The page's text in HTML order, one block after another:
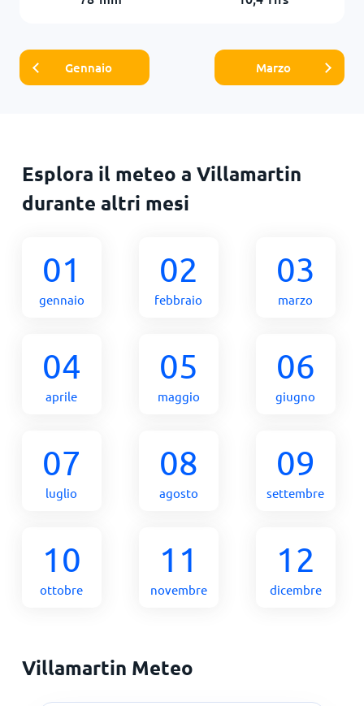
Gennaio Marzo
Esplora il meteo a Villamartin
durante altri mesi
01
gennaio
02
febbraio
03
marzo
04
aprile
05
maggio
06
giugno
07
luglio
08
agosto
09
settembre
10
ottobre
11
novembre
12
dicembre
Villamartin Meteo